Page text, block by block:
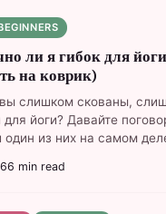
ли я гибок для
на коврик)
слишком скованы,
йоги? Давайте
один из них на самом
6 min read